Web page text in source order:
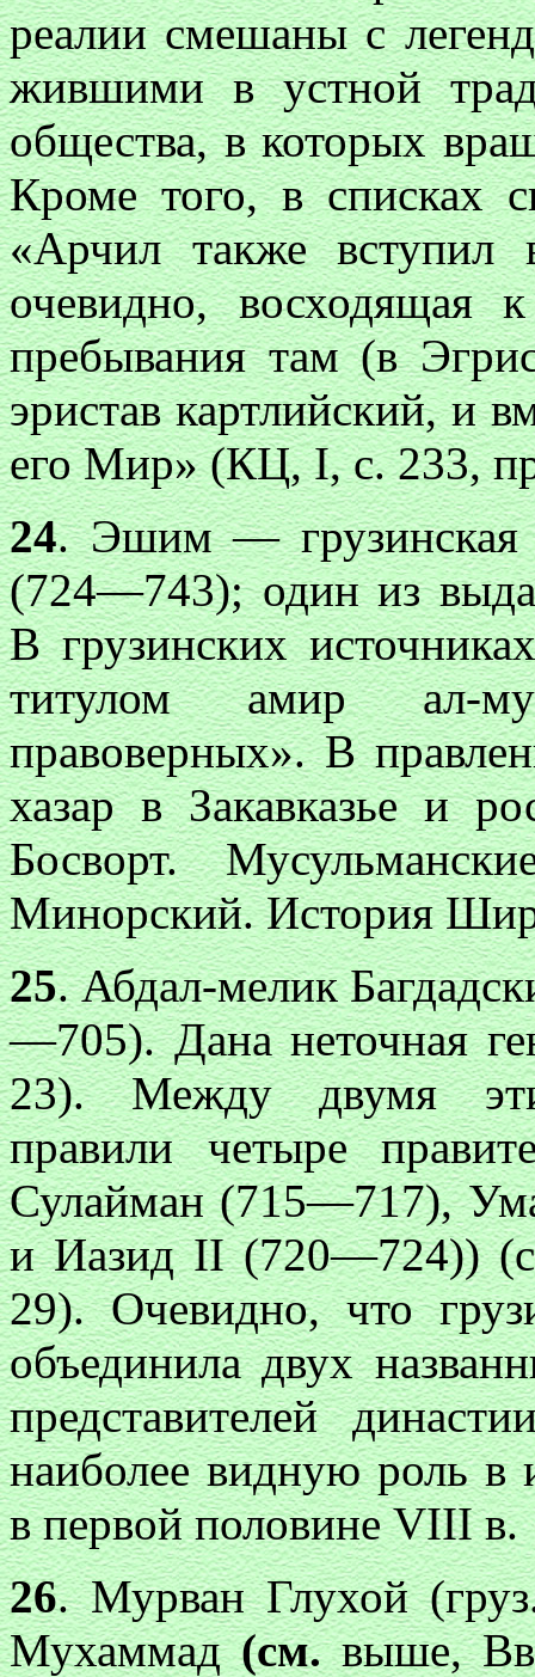
реалии смешаны с
жившими в устной
общества, в которых
Кроме того, в списках
«Арчил также вступил
очевидно, восходящая
пребывания там (в
эристав картлийский, и
его Мир» (КЦ, I, с. 233,
24. Эшим —
(724—743); один из
В грузинских
титулом амир ал-
правоверных». В
хазар в Закавказье и
Босворт.
Минорский. История
25. Абдал-мелик
—705). Дана неточная
23). Между двумя
правили четыре
Сулайман (715—717),
и ИазидII(720—724))
29). Очевидно, что
объединила двух
представителей
наиболее видную роль в
в первой половинеVIIIв.
26. Мурван Глухой
Мухаммад(см.выше,